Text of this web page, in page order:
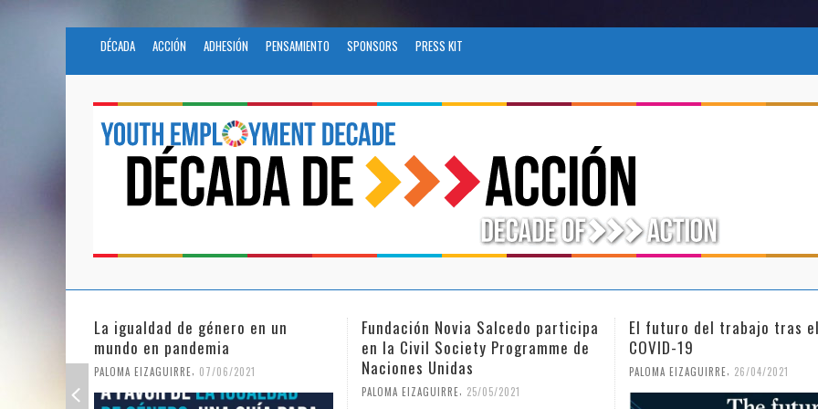
DÉCADA ACCIÓN ADHESIÓN PENSAMIENTO SPONSORS PRESS KIT
Fundación Novia Salcedo participa
en la Civil Society Programme de
Naciones Unidas
PALOMA EIZAGUIRRE, 25/05/2021
El futuro del trabajo tras el
COVID-19
PALOMA EIZAGUIRRE,
Día Internacional de la
Niña en la Ciencia
PALOMA EIZAGUIRRE , 18/02/2021